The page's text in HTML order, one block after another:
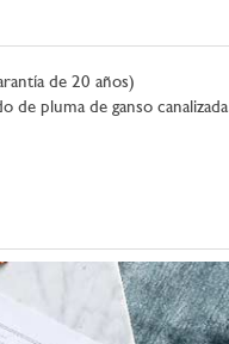
de 20 años)
pluma de ganso canalizada